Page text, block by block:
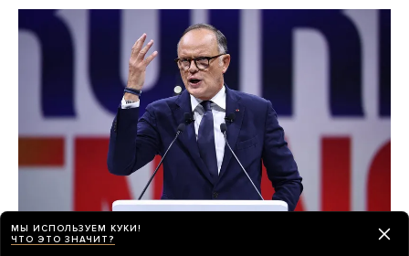
МЫ ИСПОЛЬЗУЕМ КУКИ!
ЧТО ЭТО ЗНАЧИТ?